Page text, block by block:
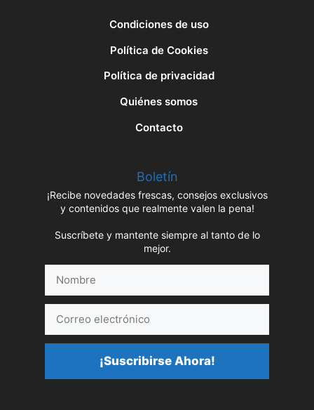
Condiciones de uso
Política de Cookies
Política de privacidad
Quiénes somos
Contacto
Boletín
¡Recibe novedades frescas, consejos exclusivos
y contenidos que realmente valen la pena!
Suscríbete y mantente siempre al tanto de lo
mejor.
electrónico
¡Suscribirse Ahora!